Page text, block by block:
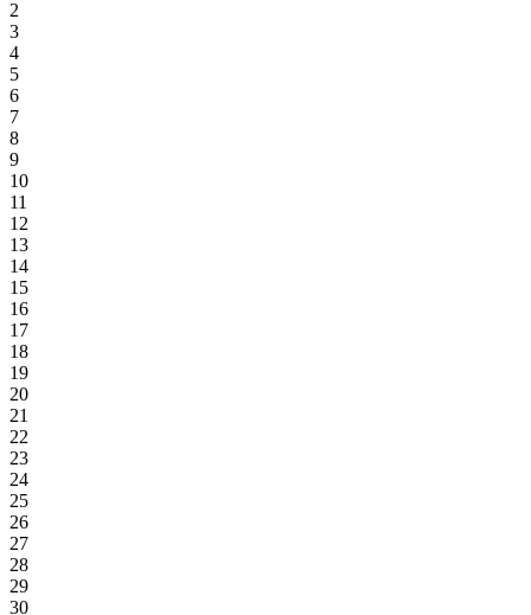
2
3
4
5
6
7
8
9
10
11
12
13
14
15
16
17
18
19
20
21
22
23
24
25
26
27
28
29
30